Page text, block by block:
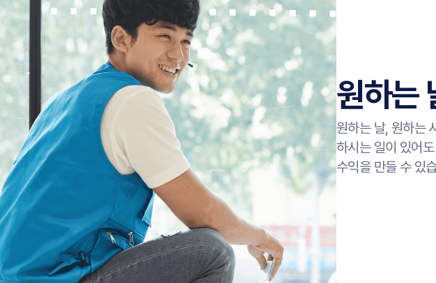
원하는
원하는 날, 원하는
하시는 일이 있어
수익을 만들 수 있